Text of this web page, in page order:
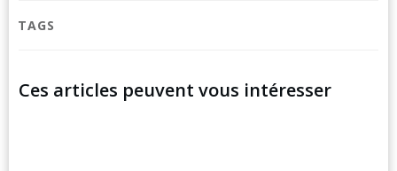
TAGS
Ces articles peuvent vous intéresser